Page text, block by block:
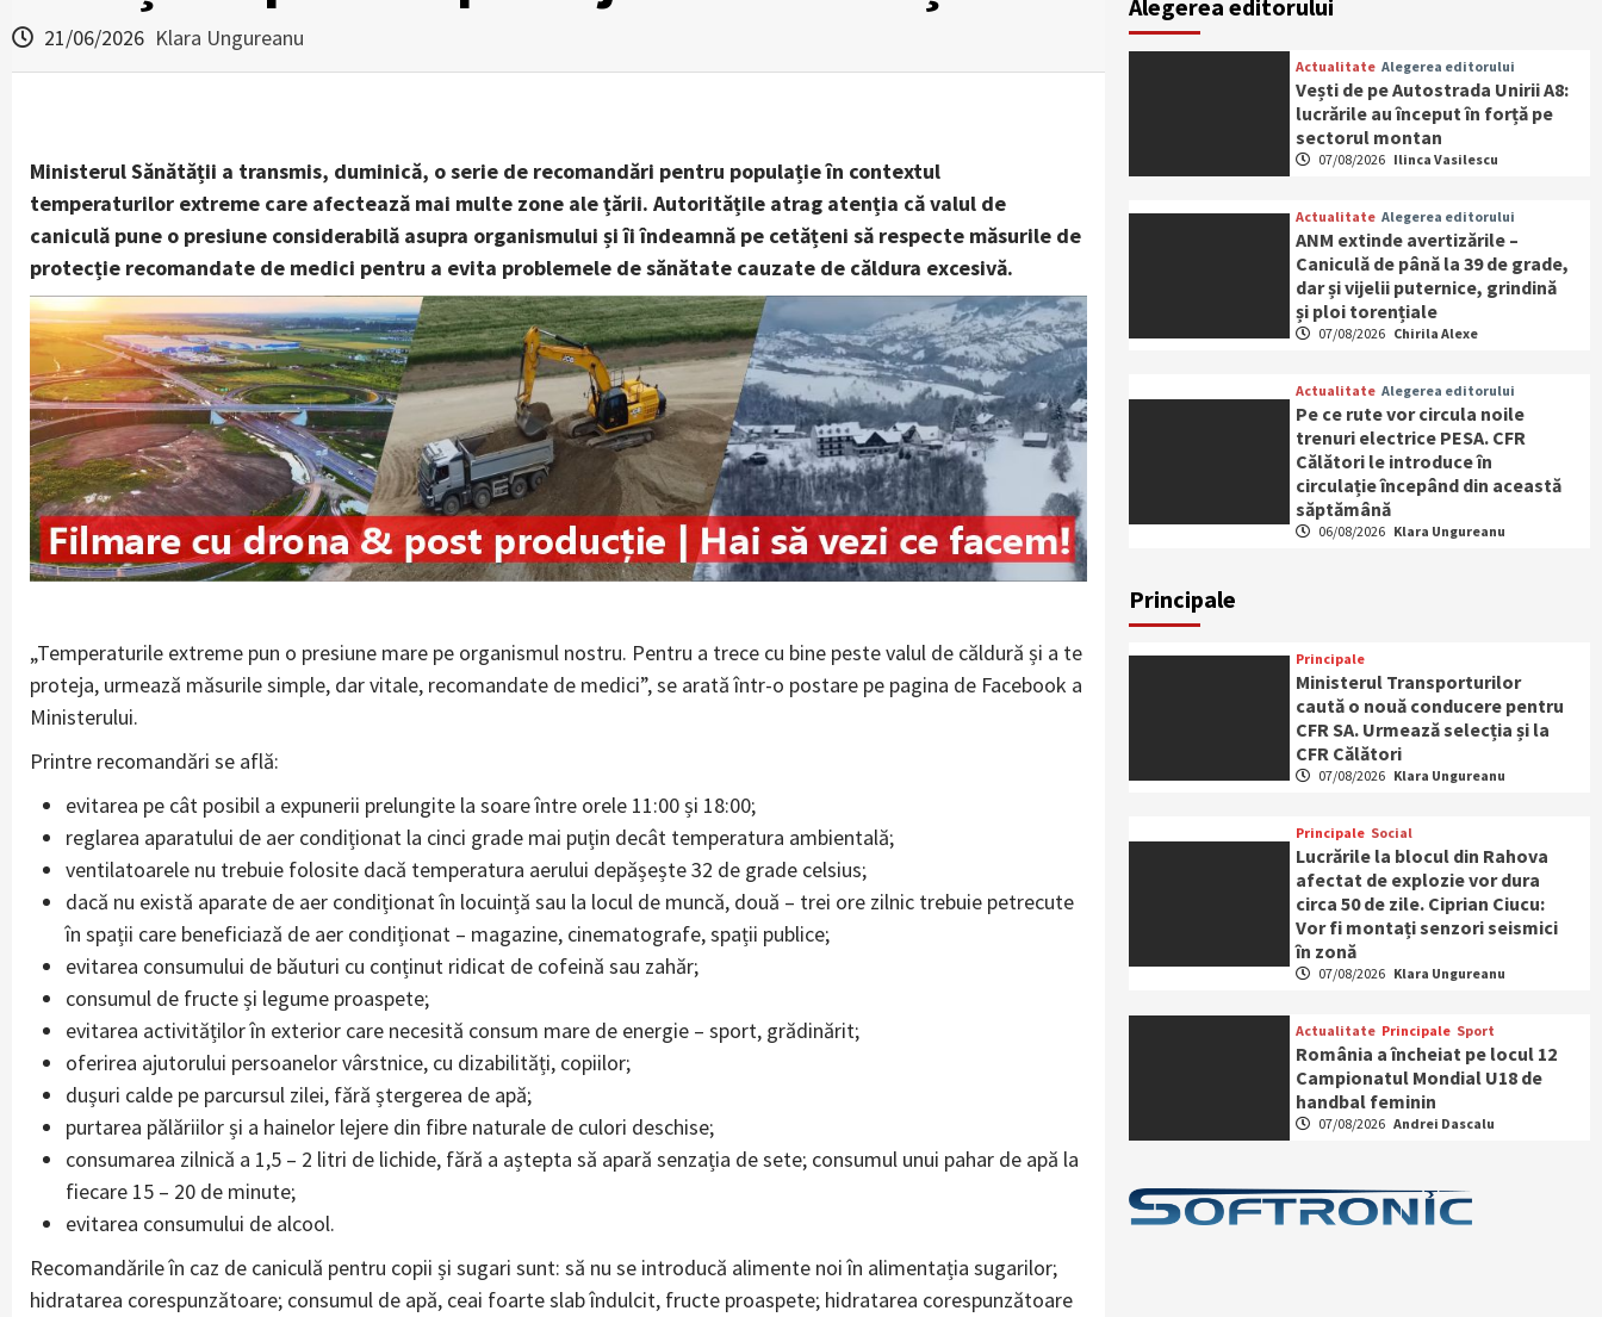
21/06/2026 Klara Ungureanu
Ministerul Sănătății a transmis, duminică, o serie de recomandări pentru populație în contextul
temperaturilor extreme care afectează mai multe zone ale țării. Autoritățile atrag atenția că valul de
caniculă pune o presiune considerabilă asupra organismului și îi îndeamnă pe cetățeni să respecte măsurile de
protecție recomandate de medici pentru a evita problemele de sănătate cauzate de căldura excesivă.
„Temperaturile extreme pun o presiune mare pe organismul nostru. Pentru a trece cu bine peste valul de căldură și a te
proteja, urmează măsurile simple, dar vitale, recomandate de medici”, se arată într-o postare pe pagina de Facebook a
Ministerului.
Printre recomandări se află:
evitarea pe cât posibil a expunerii prelungite la soare între orele 11:00 și 18:00;
reglarea aparatului de aer condiționat la cinci grade mai puțin decât temperatura ambientală;
ventilatoarele nu trebuie folosite dacă temperatura aerului depășește 32 de grade celsius;
dacă nu există aparate de aer condiționat în locuință sau la locul de muncă, două – trei ore zilnic trebuie petrecute
în spații care beneficiază de aer condiționat – magazine, cinematografe, spații publice;
evitarea consumului de băuturi cu conținut ridicat de cofeină sau zahăr;
consumul de fructe și legume proaspete;
evitarea activităților în exterior care necesită consum mare de energie – sport, grădinărit;
oferirea ajutorului persoanelor vârstnice, cu dizabilități, copiilor;
dușuri calde pe parcursul zilei, fără ștergerea de apă;
purtarea pălăriilor și a hainelor lejere din fibre naturale de culori deschise;
consumarea zilnică a 1,5 – 2 litri de lichide, fără a aștepta să apară senzația de sete; consumul unui pahar de apă la
fiecare 15 – 20 de minute;
evitarea consumului de alcool.
Recomandările în caz de caniculă pentru copii și sugari sunt: să nu se introducă alimente noi în alimentația sugarilor;
hidratarea corespunzătoare; consumul de apă, ceai foarte slab îndulcit, fructe proaspete; hidratarea corespunzătoare
Alegerea editorului
Actualitate Alegerea editorului
Vești de pe Autostrada Unirii A8:
lucrările au început în forță pe
sectorul montan
07/08/2026 Ilinca Vasilescu
Actualitate Alegerea editorului
ANM extinde avertizările –
Caniculă de până la 39 de grade,
dar și vijelii puternice, grindină
și ploi torențiale
07/08/2026 Chirila Alexe
Actualitate Alegerea editorului
Pe ce rute vor circula noile
trenuri electrice PESA. CFR
Călători le introduce în
circulație începând din această
săptămână
06/08/2026 Klara Ungureanu
Principale
Principale
Ministerul Transporturilor
caută o nouă conducere pentru
CFR SA. Urmează selecția și la
CFR Călători
07/08/2026 Klara Ungureanu
Principale Social
Lucrările la blocul din Rahova
afectat de explozie vor dura
circa 50 de zile. Ciprian Ciucu:
Vor fi montați senzori seismici
în zonă
07/08/2026 Klara Ungureanu
Actualitate Principale Sport
România a încheiat pe locul 12
Campionatul Mondial U18 de
handbal feminin
07/08/2026 Andrei Dascalu